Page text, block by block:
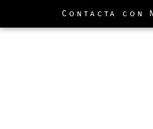
Contacta con